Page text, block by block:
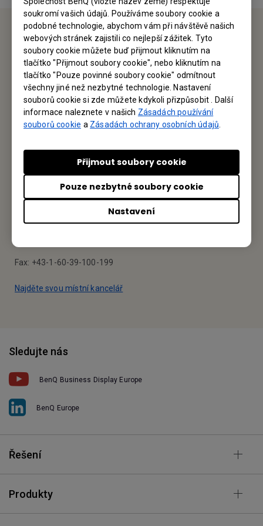
soukromí vašich údajů. Používáme soubory cookie a
podobné technologie, abychom vám při návštěvě našich
webových stránek zajistili co nejlepší zážitek. Tyto
soubory cookie můžete buď přijmout kliknutím na
tlačítko "Přijmout soubory cookie", nebo kliknutím na
tlačítko "Pouze povinné soubory cookie" odmítnout
všechny jiné než nezbytné technologie. Nastavení
souborů cookie si zde můžete kdykoli přizpůsobit . Další
informace naleznete v našich Zásadách používání
souborů cookie a Zásadách ochrany osobních údajů
Nastavení
Pouze nezbytné soubory cookie
Přijmout soubory cookie
Service Desk
Rádi vás uslyšíme
Kontaktujte nás
Najděte svůj BenQ
BenQ Austria GmbH Central & Eastern Europe
Altmannsdorfer Strasse 89 Top 6 1120 Vienna, Austria
Fax: +43-1-60-39-100-199
Najděte svou místní kancelář
Sledujte nás
BenQ Business Display Europe
BenQ Europe
Řešení
Produkty